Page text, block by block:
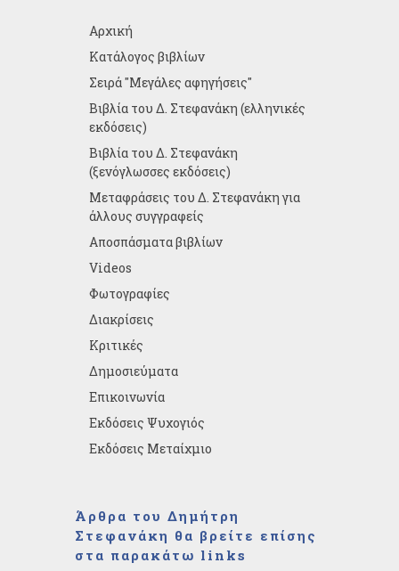
Αρχική
Κατάλογος βιβλίων
Σειρά "Μεγάλες αφηγήσεις"
Βιβλία του Δ. Στεφανάκη (ελληνικές
εκδόσεις)
Βιβλία του Δ. Στεφανάκη
(ξενόγλωσσες εκδόσεις)
Μεταφράσεις του Δ. Στεφανάκη για
άλλους συγγραφείς
Αποσπάσματα βιβλίων
Videos
Φωτογραφίες
Διακρίσεις
Κριτικές
Δημοσιεύματα
Επικοινωνία
Εκδόσεις Ψυχογιός
Εκδόσεις Μεταίχμιο
Άρθρα του Δημήτρη
Στεφανάκη θα βρείτε επίσης
στα παρακάτω links